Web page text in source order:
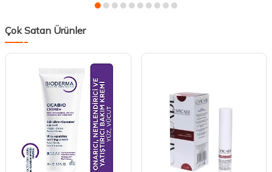
Çok Satan Ürünler